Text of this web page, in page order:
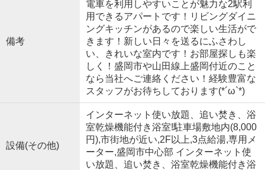
備考
電車を利用しやすいことが魅力な2駅利
用できるアパートです！リビングダイニ
ングキッチンがあるので楽しい生活がで
きます！新しい日々を送るにふさわし
い、きれいな室内です！お部屋探しも楽
しく！盛岡市や山田線上盛岡付近のこと
なら当社へご連絡ください！経験豊富な
スタッフがお待ちしております(*´ω`*)
設備(その他)
インターネット使い放題、追い焚き、浴
室乾燥機能付き浴室!駐車場敷地内(8,000
円),市街地が近い,2F以上,3点給湯,専用メ
ーター,盛岡市中心部 インターネット使
い放題、追い焚き、浴室乾燥機能付き浴